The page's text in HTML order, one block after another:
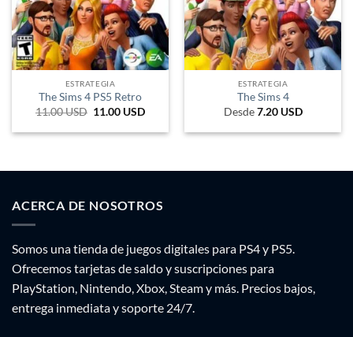
ESTRATEGIA
The Sims 4 PS5 Retro
11.00USD El
original
11.00 USD
actual
ESTRATEGIA
The Sims 4
Desde7.20 USD
ACERCA DE NOSOTROS
Somos una tienda de juegos digitales para PS4 y PS5.
Ofrecemos tarjetas de saldo y suscripciones para
PlayStation, Nintendo, Xbox, Steam y más. Precios bajos,
entrega inmediata y soporte 24/7.